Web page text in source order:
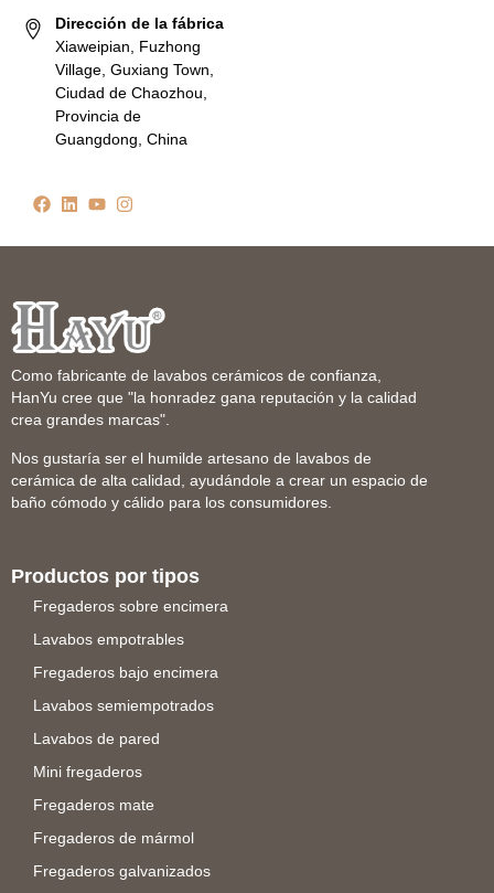
Dirección de la fábrica
Xiaweipian, Fuzhong
Village, Guxiang Town,
Ciudad de Chaozhou,
Provincia de
Guangdong, China
Como fabricante de lavabos cerámicos de confianza,
HanYu cree que "la honradez gana reputación y la calidad
crea grandes marcas".
Nos gustaría ser el humilde artesano de lavabos de
cerámica de alta calidad, ayudándole a crear un espacio de
baño cómodo y cálido para los consumidores.
Productos por tipos
Fregaderos sobre encimera
Lavabos empotrables
Fregaderos bajo encimera
Lavabos semiempotrados
Lavabos de pared
Mini fregaderos
Fregaderos mate
Fregaderos de mármol
Fregaderos galvanizados